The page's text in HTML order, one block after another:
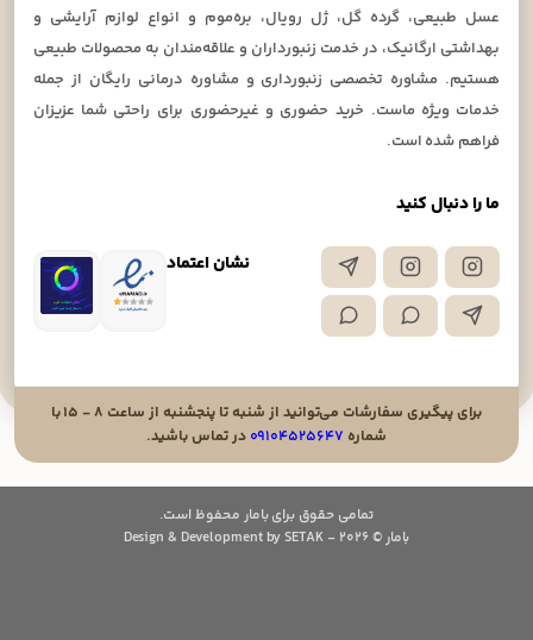
ما را دنبال کنید
نشان اعتماد
عسل طبیعی، گرده گل، ژل رویال، بره‌موم و انواع لوازم آرایشی و
بهداشتی ارگانیک، در خدمت زنبورداران و علاقه‌مندان به محصولات طبیعی
هستیم. مشاوره تخصصی زنبورداری و مشاوره درمانی رایگان از جمله
خدمات ویژه ماست. خرید حضوری و غیرحضوری برای راحتی شما عزیزان
فراهم شده است.
برای پیگیری سفارشات می‌توانید از شنبه تا پنجشنبه از ساعت ۸ - ۱۵ با
شماره ۰۹۱۰۴۵۲۵۶۴۷در تماس باشید.
تمامی حقوق برای بامار محفوظ است.
بامار © 2026 - Design & Development by SETAK